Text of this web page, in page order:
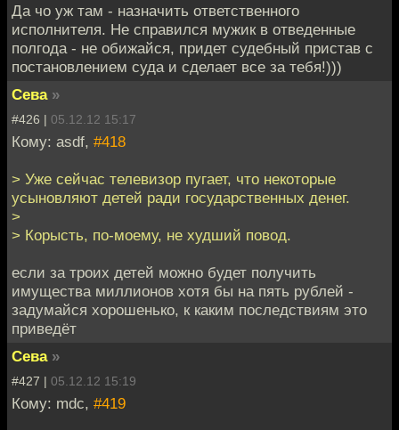
Да чо уж там - назначить ответственного
исполнителя. Не справился мужик в отведенные
полгода - не обижайся, придет судебный пристав с
постановлением суда и сделает все за тебя!)))
Сева »
#426 | 05.12.12 15:17
Кому: asdf, #418
> Уже сейчас телевизор пугает, что некоторые
усыновляют детей ради государственных денег.
>
> Корысть, по-моему, не худший повод.
если за троих детей можно будет получить
имущества миллионов хотя бы на пять рублей -
задумайся хорошенько, к каким последствиям это
приведёт
Сева »
#427 | 05.12.12 15:19
Кому: mdc, #419